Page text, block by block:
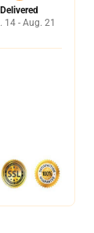
Delivered
14 - Aug. 21